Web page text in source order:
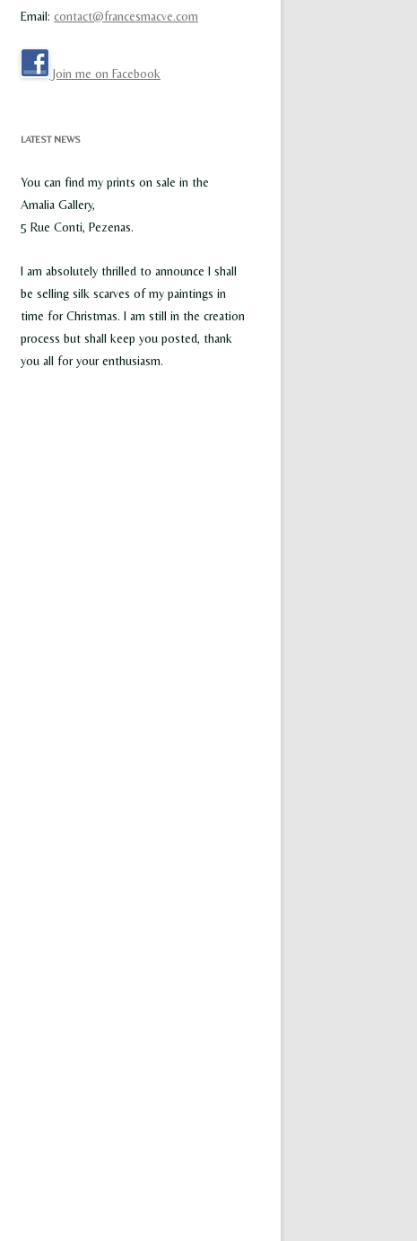
Email: contact@francesmacve.com
Join me on Facebook
LATEST NEWS
You can find my prints on sale in the
Amalia Gallery,
5 Rue Conti, Pezenas.
I am absolutely thrilled to announce I shall
be selling silk scarves of my paintings in
time for Christmas. I am still in the creation
process but shall keep you posted, thank
you all for your enthusiasm.